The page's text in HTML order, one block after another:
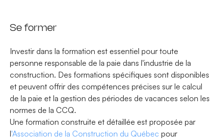
Se former
Investir dans la formation est essentiel pour toute
personne responsable de la paie dans l'industrie de la
construction. Des formations spécifiques sont disponibles
et peuvent offrir des compétences précises sur le calcul
de la paie et la gestion des périodes de vacances selon les
normes de la CCQ.
Une formation construite et détaillée est proposée par
l'Association de la Construction du Québec pour